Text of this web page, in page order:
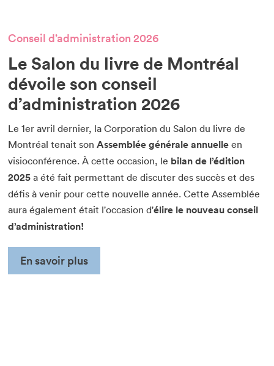
Conseil d’administration 2026
Le Salon du livre de Montréal
dévoile son conseil
d’administration 2026
Le 1er avril dernier, la Corporation du Salon du livre de
Montréal tenait sonAssemblée générale annuelleen
visioconférence. À cette occasion, le bilan de l’édition
2025 a été fait permettant de discuter des succès et des
défis à venir pour cette nouvelle année. Cette Assemblée
aura également était l'occasion d'élire le nouveau conseil
d’administration!
En savoir plus